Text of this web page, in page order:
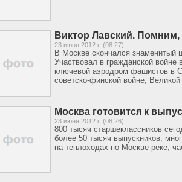
Виктор Лавский.
23 июня 2012 г. (08:27)
В Москве скончался знаменитый
Участвовал в гражданской
ключевой аэродром фашистов в
советско-финской войне,
Москва готовится к
23 июня 2012 г. (08:26)
800 тысяч старшеклассников
более 50 тысяч выпускников,
на теплоходах по Москве-реке,